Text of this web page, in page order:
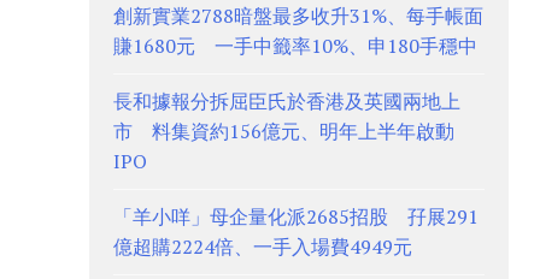
創新實業2788暗盤最多收升31%、每手帳面
賺1680元 一手中籤率10%、申180手穩中
長和據報分拆屈臣氏於香港及英國兩地上
市 料集資約156億元、明年上半年啟動
IPO
「羊小咩」母企量化派2685招股 孖展291
億超購2224倍、一手入場費4949元